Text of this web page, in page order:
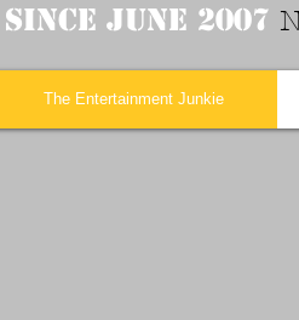
Since June 2007
The Entertainment Junkie